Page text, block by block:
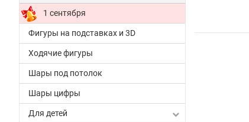
1 сентября
Фигуры на подставках и 3D
Ходячие фигуры
Шары под потолок
Шары цифры
Для детей